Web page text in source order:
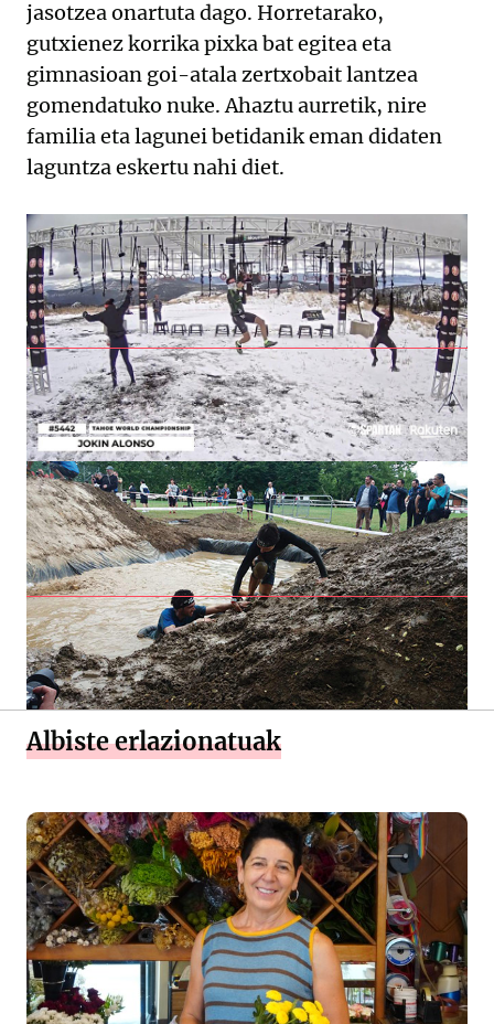
jasotzea onartuta dago. Horretarako,
gutxienez korrika pixka bat egitea eta
gimnasioan goi-atala zertxobait lantzea
gomendatuko nuke. Ahaztu aurretik, nire
familia eta lagunei betidanik eman didaten
laguntza eskertu nahi diet.
Albiste erlazionatuak